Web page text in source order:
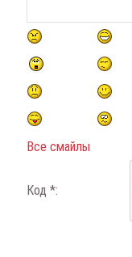
Все смайлы
Код *: